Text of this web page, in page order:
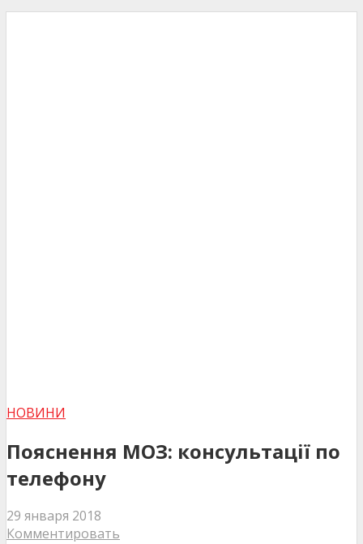
НОВИНИ
Пояснення МОЗ: консультації по
телефону
29 января 2018
Комментировать